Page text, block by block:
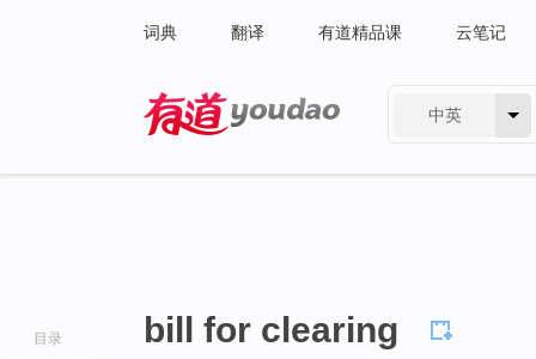
词典 翻译 有道精品课 云笔记
中英
目录 bill for clearing